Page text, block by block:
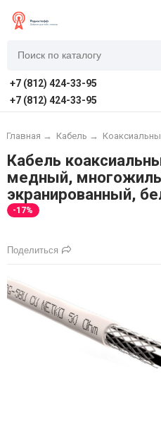
+7 (812) 424-33-95
+7 (812) 424-33-95
Главная → Кабель →
Кабель
медный,
экранированный,
-17%
Поделиться